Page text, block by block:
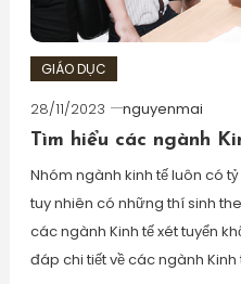
GIÁO DỤC
28/11/2023
nguyenmai
Tìm hiểu các ngành
Nhóm ngành kinh tế luôn có
tuy nhiên có những thí sinh
các ngành Kinh tế xét tuyển
đáp chi tiết về các ngành Kinh